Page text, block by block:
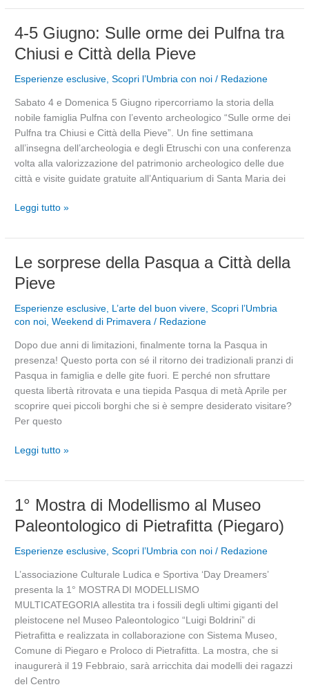
4-5 Giugno: Sulle orme dei Pulfna tra
Chiusi e Città della Pieve
Esperienze esclusive,Scopri l’Umbria con noi / Redazione
Sabato 4 e Domenica 5 Giugno ripercorriamo la storia della
nobile famiglia Pulfna con l’evento archeologico “Sulle orme dei
Pulfna tra Chiusi e Città della Pieve”. Un fine settimana
all’insegna dell’archeologia e degli Etruschi con una conferenza
volta alla valorizzazione del patrimonio archeologico delle due
città e visite guidate gratuite all’Antiquarium di Santa Maria dei
4-
Giugno:
Sulle
dei
Pulfna
tra
Chiusi
e
Città
Pieve
Leggi tutto »
Le sorprese della Pasqua a Città della
Pieve
Esperienze esclusive, L’arte del buon vivere,Scopri l’Umbria
con noi,Weekend di Primavera / Redazione
Dopo due anni di limitazioni, finalmente torna la Pasqua in
presenza! Questo porta con sé il ritorno dei tradizionali pranzi di
Pasqua in famiglia e delle gite fuori. E perché non sfruttare
questa libertà ritrovata e una tiepida Pasqua di metà Aprile per
scoprire quei piccoli borghi che si è sempre desiderato visitare?
Per questo
Le
della
Pasqua
a
della
Pieve
Leggi tutto »
1° Mostra di Modellismo al Museo
Paleontologico di Pietrafitta (Piegaro)
Esperienze esclusive,Scopri l’Umbria con noi / Redazione
L’associazione Culturale Ludica e Sportiva ‘Day Dreamers’
presenta la 1° MOSTRA DI MODELLISMO
MULTICATEGORIA allestita tra i fossili degli ultimi giganti del
pleistocene nel Museo Paleontologico “Luigi Boldrini” di
Pietrafitta e realizzata in collaborazione con Sistema Museo,
Comune di Piegaro e Proloco di Pietrafitta. La mostra, che si
inaugurerà il 19 Febbraio, sarà arricchita dai modelli dei ragazzi
del Centro
1°
di
Modellismo
Museo
Paleontologico
di
Pietrafitta
(Piegaro)